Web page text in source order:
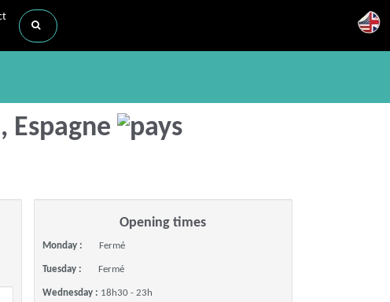
Espagne
Opening times
Monday : Fermé
Tuesday : Fermé
Wednesday : 18h30 - 23h